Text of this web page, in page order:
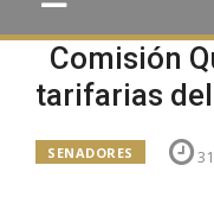
Comisión
tarifarias
SENADORES